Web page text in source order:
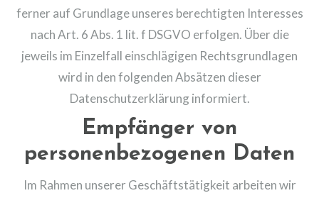
ferner auf Grundlage unseres berechtigten Interesses
nach Art. 6 Abs. 1 lit. f DSGVO erfolgen. Über die
jeweils im Einzelfall einschlägigen Rechtsgrundlagen
wird in den folgenden Absätzen dieser
Datenschutzerklärung informiert.
Empfänger von
personenbezogenen Daten
Im Rahmen unserer Geschäftstätigkeit arbeiten wir